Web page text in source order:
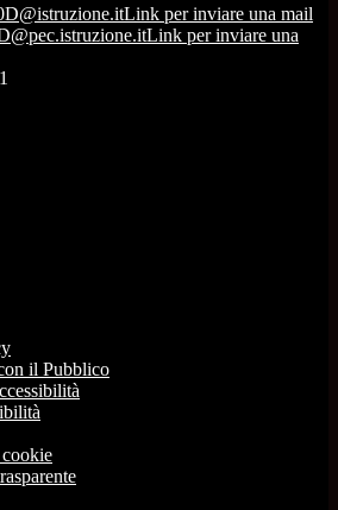
Link per inviare una mail
Link per inviare una
il Pubblico
cookie